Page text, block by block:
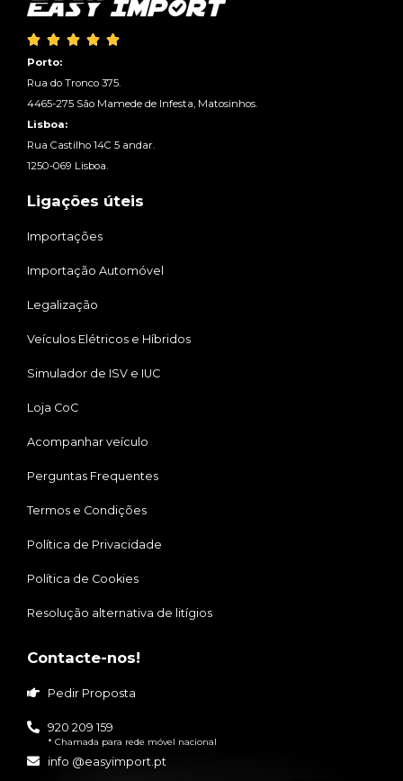
    
Porto:
Rua do Tronco 375.
4465-275 São Mamede de Infesta, Matosinhos.
Lisboa:
Rua Castilho 14C 5 andar.
1250-069 Lisboa.
Ligações úteis
Importações
Importação Automóvel
Legalização
Veículos Elétricos e Híbridos
Simulador de ISV e IUC
Loja CoC
Acompanhar veículo
Perguntas Frequentes
Termos e Condições
Política de Privacidade
Política de Cookies
Resolução alternativa de litígios
Contacte-nos!
Pedir Proposta
920 209 159
* Chamada para rede móvel nacional
info @easyimport.pt